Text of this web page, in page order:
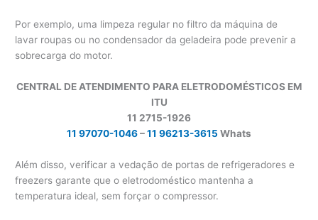
Por exemplo, uma limpeza regular no filtro da máquina de
lavar roupas ou no condensador da geladeira pode prevenir a
sobrecarga do motor.
CENTRAL DE ATENDIMENTO PARA ELETRODOMÉSTICOS EM
ITU
11 2715-1926
11 97070-1046–11 96213-3615 Whats
Além disso, verificar a vedação de portas de refrigeradores e
freezers garante que o eletrodoméstico mantenha a
temperatura ideal, sem forçar o compressor.